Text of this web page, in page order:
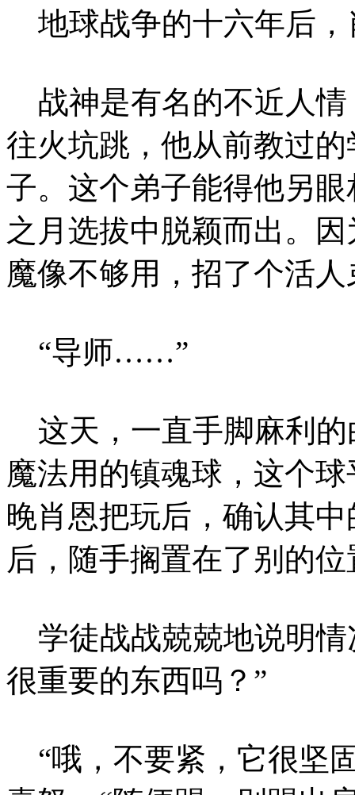
地球战争的十六年后，
战神是有名的不近人情
往火坑跳，他从前教过
子。这个弟子能得他另
之月选拔中脱颖而出。
魔像不够用，招了个活
“导师……”
这天，一直手脚麻利的
魔法用的镇魂球，这个
晚肖恩把玩后，确认其
后，随手搁置在了别的位
学徒战战兢兢地说明情
很重要的东西吗？”
“哦，不要紧，它很坚